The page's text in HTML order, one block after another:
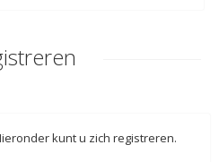
kunt u zich registreren.